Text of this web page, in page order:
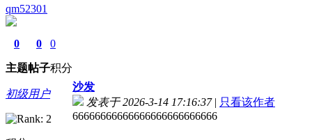
qm52301
0
主题
0
帖子
0
积分
初级用户
沙发
发表于 2026-3-14 17:16:37 | 只看该作者
66666666666666666666666666